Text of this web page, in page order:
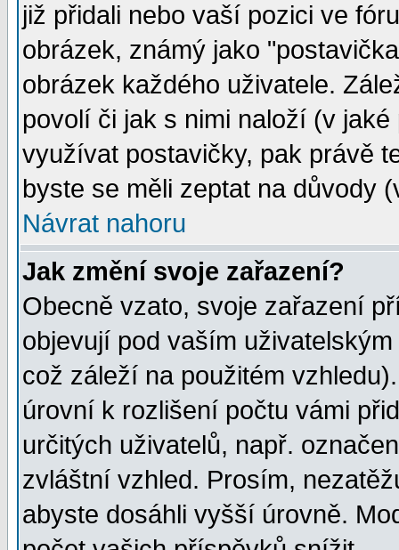
již přidali nebo vaší pozici ve
obrázek, známý jako
obrázek každého uživatele.
povolí či jak s nimi naloží (v
využívat postavičky, pak právě
byste se měli zeptat na důvody
Návrat nahoru
Jak změní svoje zařazení?
Obecně vzato, svoje zařazení
objevují pod vaším
což záleží na použitém
úrovní k rozlišení počtu vámi
určitých uživatelů, např.
zvláštní vzhled. Prosím,
abyste dosáhli vyšší úrovně.